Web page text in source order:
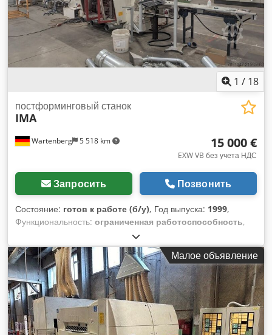
1 / 18
Wartenberg 5 518 km
постформинговый станок
IMA
15 000 €
EXW VB без учета НДС
Запросить Позвонить
Состояние: готов к работе (б/у), Год выпуска: 1999,
Функциональность: ограниченная работоспособность,
IMA Postforming, год выпуска 1999 Устройства для
нанесения термоклея на поверхность и в угол отсутствуют.
Предлагаемая машина продаётся как бывшая в
употреблении установка. Продажа осуществляется с
исключением какой-либо ответственности за материальные
недостатки. Машина продаётся в состоянии, как
осмотрена, и без каких-либо гарантий. Продавец не берёт
на себя гарантию работоспособности, производительности
Малое объявление